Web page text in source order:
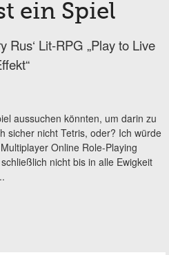
ein Spiel
Rus‘ Lit-RPG „Play to Live
aussuchen könnten, um darin zu
sicher nicht Tetris, oder? Ich würde
Online Role-Playing
nicht bis in alle Ewigkeit